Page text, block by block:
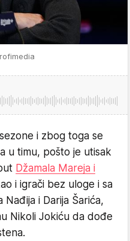
i zbog toga se
u timu, pošto je utisak
Džamala Mareja i
i igrači bez uloge i sa
i Darija Šarića,
Nikoli Jokiću da dođe